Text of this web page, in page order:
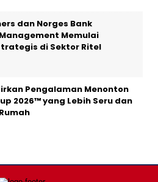
dan Norges Bank
Memulai
di Sektor Ritel
Pengalaman Menonton
2026™ yang Lebih Seru dan